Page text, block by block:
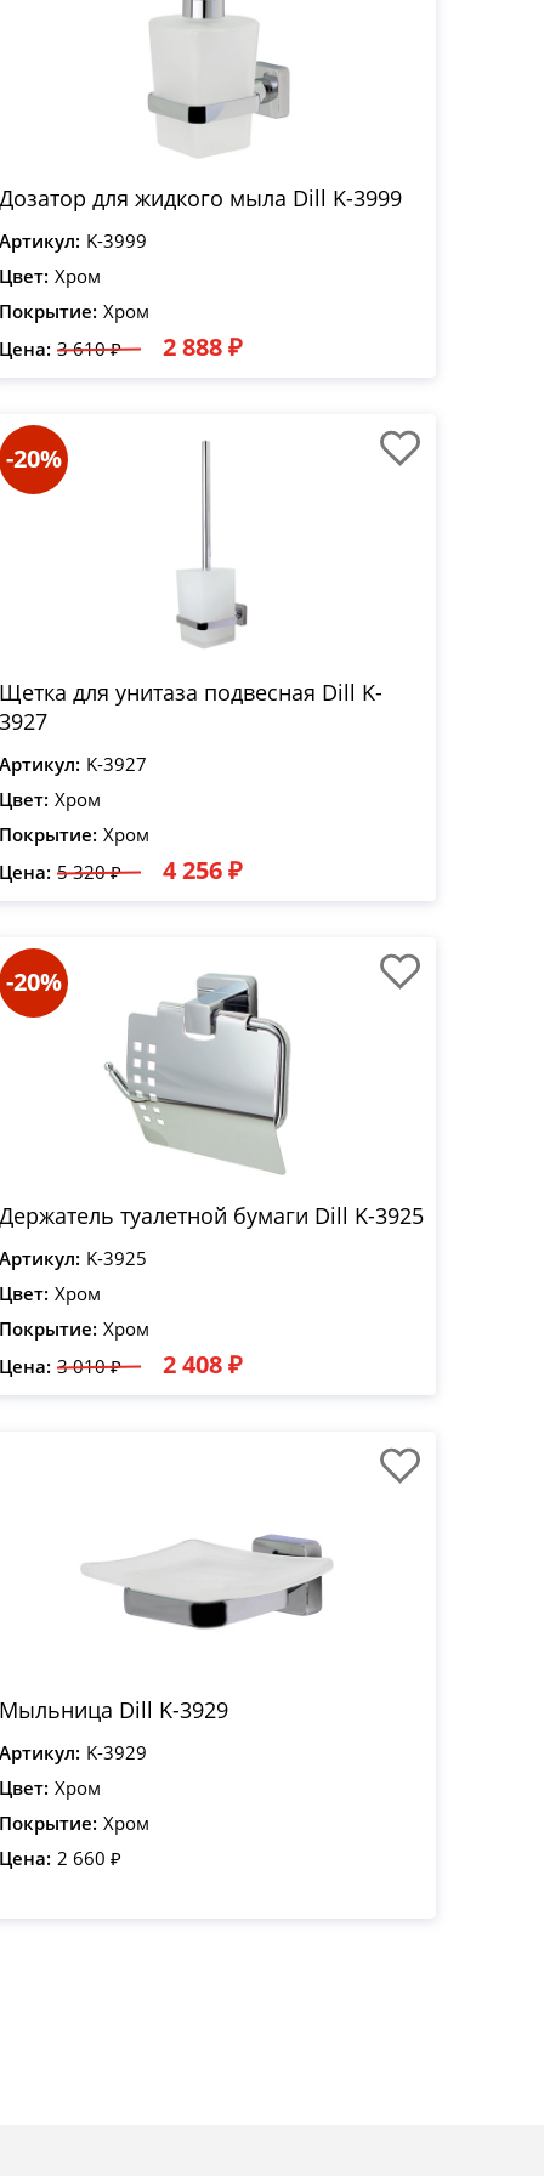
Дозатор для жидкого мыла Dill K-3999
Артикул: K-3999
Цвет: Хром
Покрытие: Хром
Цена: 3 610 ₽ 2 888 ₽
-20%
Щетка для унитаза подвесная Dill K-
3927
Артикул: K-3927
Цвет: Хром
Покрытие: Хром
Цена: 5 320 ₽ 4 256 ₽
-20%
Держатель туалетной бумаги Dill K-3925
Артикул: K-3925
Цвет: Хром
Покрытие: Хром
Цена: 3 010 ₽ 2 408 ₽
Мыльница Dill K-3929
Артикул: K-3929
Цвет: Хром
Покрытие: Хром
Цена: 2 660 ₽